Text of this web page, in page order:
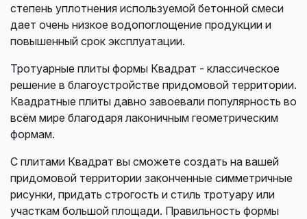
степень уплотнения используемой бетонной смеси
дает очень низкое водопоглощение продукции и
повышенный срок эксплуатации.
Тротуарные плиты формы Квадрат - классическое
решение в благоустройстве придомовой территории.
Квадратные плиты давно завоевали популярность во
всём мире благодаря лаконичным геометрическим
формам.
С плитами Квадрат вы сможете создать на вашей
придомовой территории законченные симметричные
рисунки, придать строгость и стиль тротуару или
участкам большой площади. Правильность формы